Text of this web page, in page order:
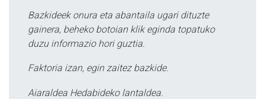
Bazkideek onura eta abantaila ugari dituzte
gainera, beheko botoian klik eginda topatuko
duzu informazio hori guztia.
Faktoria izan, egin zaitez bazkide.
Aiaraldea Hedabideko lantaldea.